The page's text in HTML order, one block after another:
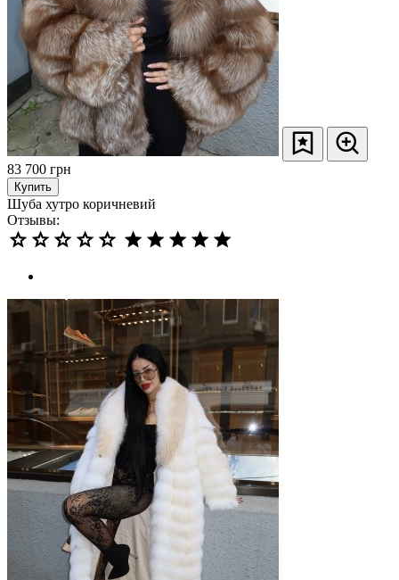
83 700 грн
Купить
Шуба хутро коричневий
Отзывы: